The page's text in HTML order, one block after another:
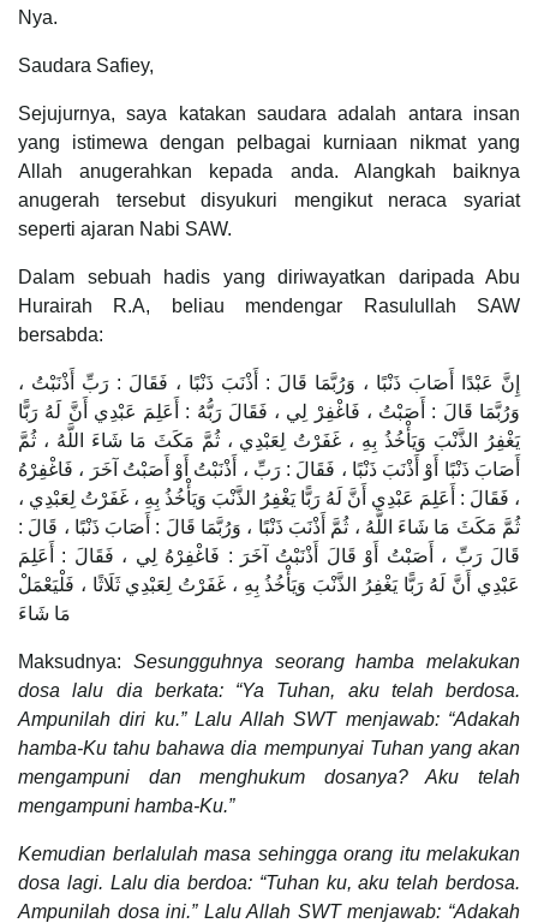
Nya.
Saudara Safiey,
Sejujurnya, saya katakan saudara adalah antara insan
yang istimewa dengan pelbagai kurniaan nikmat yang
Allah anugerahkan kepada anda. Alangkah baiknya
anugerah tersebut disyukuri mengikut neraca syariat
seperti ajaran Nabi SAW.
Dalam sebuah hadis yang diriwayatkan daripada Abu
Hurairah R.A, beliau mendengar Rasulullah SAW
bersabda:
إِنَّ عَبْدًا أَصَابَ ذَنْبًا ، وَرُبَّمَا قَالَ : أَذْنَبَ ذَنْبًا ، فَقَالَ : رَبِّ أَذْنَبْتُ ،
وَرُبَّمَا قَالَ : أَصَبْتُ ، فَاغْفِرْ لِي ، فَقَالَ رَبُّهُ : أَعَلِمَ عَبْدِي أَنَّ لَهُ رَبًّا
يَغْفِرُ الذَّنْبَ وَيَأْخُذُ بِهِ ، غَفَرْتُ لِعَبْدِي ، ثُمَّ مَكَثَ مَا شَاءَ اللَّهُ ، ثُمَّ
أَصَابَ ذَنْبًا أَوْ أَذْنَبَ ذَنْبًا ، فَقَالَ : رَبِّ ، أَذْنَبْتُ أَوْ أَصَبْتُ آخَرَ ، فَاغْفِرْهُ
، فَقَالَ : أَعَلِمَ عَبْدِي أَنَّ لَهُ رَبًّا يَغْفِرُ الذَّنْبَ وَيَأْخُذُ بِهِ ، غَفَرْتُ لِعَبْدِي ،
ثُمَّ مَكَثَ مَا شَاءَ اللَّهُ ، ثُمَّ أَذْنَبَ ذَنْبًا ، وَرُبَّمَا قَالَ : أَصَابَ ذَنْبًا ، قَالَ :
قَالَ رَبِّ ، أَصَبْتُ أَوْ قَالَ أَذْنَبْتُ آخَرَ : فَاغْفِرْهُ لِي ، فَقَالَ : أَعَلِمَ
عَبْدِي أَنَّ لَهُ رَبًّا يَغْفِرُ الذَّنْبَ وَيَأْخُذُ بِهِ ، غَفَرْتُ لِعَبْدِي ثَلَاثًا ، فَلْيَعْمَلْ
مَا شَاءَ
Maksudnya: Sesungguhnya seorang hamba melakukan
dosa lalu dia berkata: “Ya Tuhan, aku telah berdosa.
Ampunilah diri ku.” Lalu Allah SWT menjawab: “Adakah
hamba-Ku tahu bahawa dia mempunyai Tuhan yang akan
mengampuni dan menghukum dosanya? Aku telah
mengampuni hamba-Ku.”
Kemudian berlalulah masa sehingga orang itu melakukan
dosa lagi. Lalu dia berdoa: “Tuhan ku, aku telah berdosa.
Ampunilah dosa ini.” Lalu Allah SWT menjawab: “Adakah